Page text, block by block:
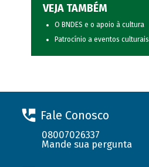
VEJA TAMBÉM
O BNDES e o apoio à cultura
Patrocínio a eventos culturais
Fale Conosco
08007026337
Mande sua pergunta